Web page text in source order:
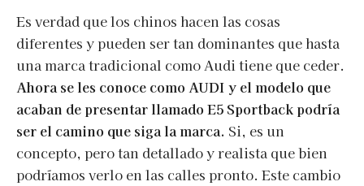
Es verdad que los chinos hacen las cosas
diferentes y pueden ser tan dominantes que hasta
una marca tradicional como Audi tiene que ceder.
Ahora se les conoce como AUDI y el modelo que
acaban de presentar llamado E5 Sportback podría
ser el camino que siga la marca. Si, es un
concepto, pero tan detallado y realista que bien
podríamos verlo en las calles pronto. Este cambio